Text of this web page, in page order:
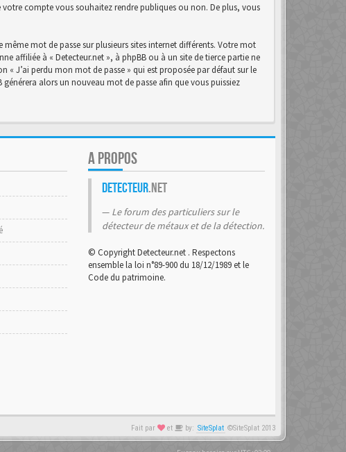
compte vous souhaitez rendre publiques ou non. De plus, vous
mot de passe sur plusieurs sites internet différents. Votre mot
affiliée à « Detecteur.net », à phpBB ou à un site de tierce partie ne
J’ai perdu mon mot de passe » qui est proposée par défaut sur le
alors un nouveau mot de passe afin que vous puissiez
A PROPOS
Detecteur.net
Le forum des particuliers sur le
détecteur de métaux et de la détection.
© Copyright Detecteur.net . Respectons
ensemble la loi n°89-900 du 18/12/1989 et le
Code du patrimoine.
Fait par et by: SiteSplat ©SiteSplat 2013